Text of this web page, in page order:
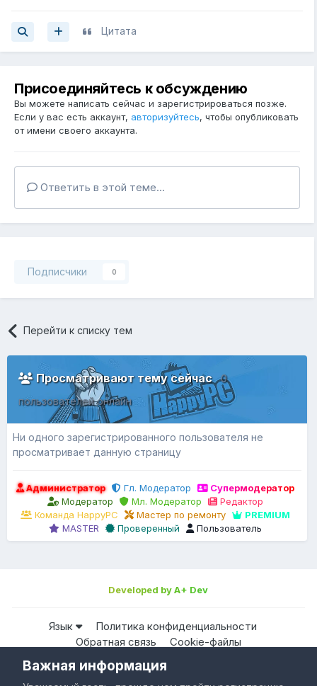
Цитата
Присоединяйтесь к обсуждению
Вы можете написать сейчас и зарегистрироваться позже.
Если у вас есть аккаунт, авторизуйтесь, чтобы опубликовать
от имени своего аккаунта.
Ответить в этой теме...
Подписчики 0
Перейти к списку тем
Просматривают тему сейчас0
пользователей онлайн
Ни одного зарегистрированного пользователя не
просматривает данную страницу
Администратор Гл. Модератор
Супермодератор
Модератор
Мл. Модератор
Редактор
Команда HappyPC
Мастер по ремонту
PREMIUM
MASTER
Проверенный Пользователь
Developed by A+ Dev
Язык
Политика конфиденциальности
Обратная связь
Cookie-файлы
Важная информация